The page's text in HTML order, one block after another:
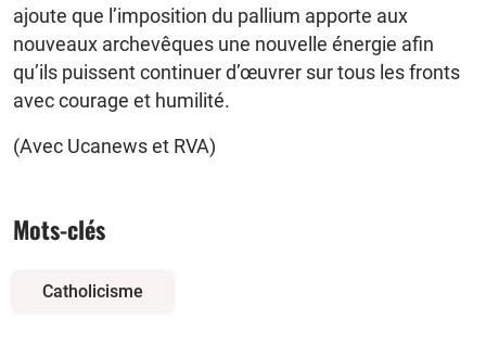
ajoute que l’imposition du pallium apporte aux
nouveaux archevêques une nouvelle énergie afin
qu’ils puissent continuer d’œuvrer sur tous les fronts
avec courage et humilité.
(Avec Ucanews et RVA)
Mots-clés
Catholicisme